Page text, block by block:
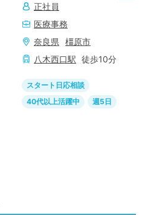
正社員
医療事務
奈良県
橿原市
八木西口駅 徒歩10分
スタート日応相談
40代以上活躍中
週5日